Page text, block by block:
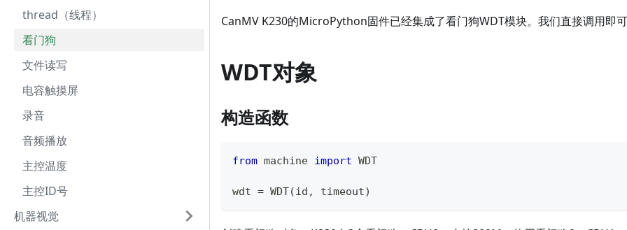
thread（线程）
看门狗
文件读写
电容触摸屏
录音
音频播放
主控温度
主控ID号
机器视觉
CanMV K230的MicroPython固件已经集成了看门狗WDT模块。我们直接调用即
WDT对象
构造函数
from machine import WDT
wdt = WDT(id , timeout)